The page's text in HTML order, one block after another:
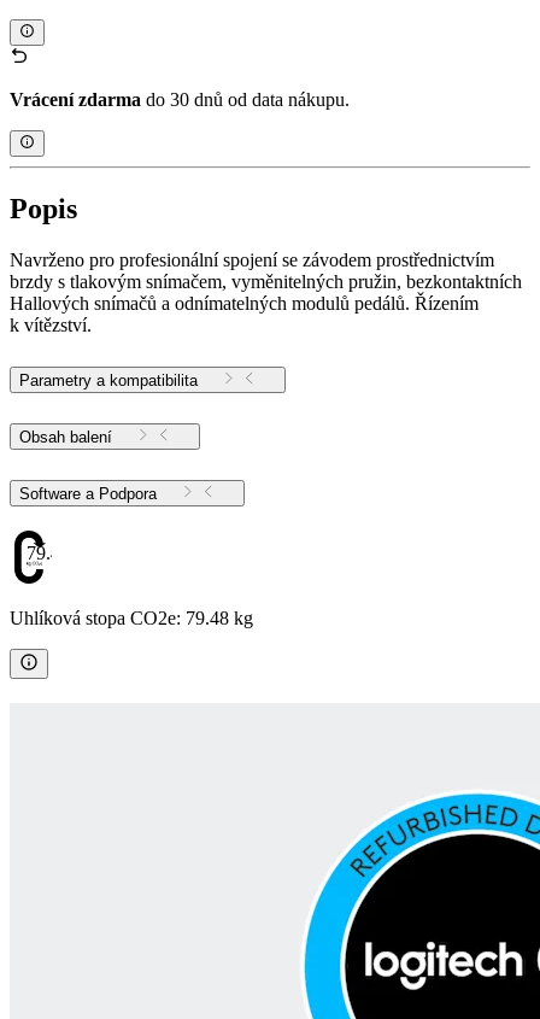
Vrácení zdarma do 30 dnů od data nákupu.
Popis
Navrženo pro profesionální spojení se závodem prostřednictvím
brzdy s tlakovým snímačem, vyměnitelných pružin, bezkontaktních
Hallových snímačů a odnímatelných modulů pedálů. Řízením
k vítězství.
Parametry a kompatibilita
Obsah balení
Software a Podpora
79.48
Uhlíková stopa CO2e: 79.48 kg